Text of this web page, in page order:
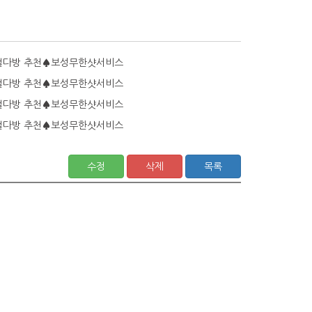
방 추천♠보성무한샷서비스
방 추천♠보성무한샷서비스
방 추천♠보성무한샷서비스
방 추천♠보성무한샷서비스
수정 삭제 목록